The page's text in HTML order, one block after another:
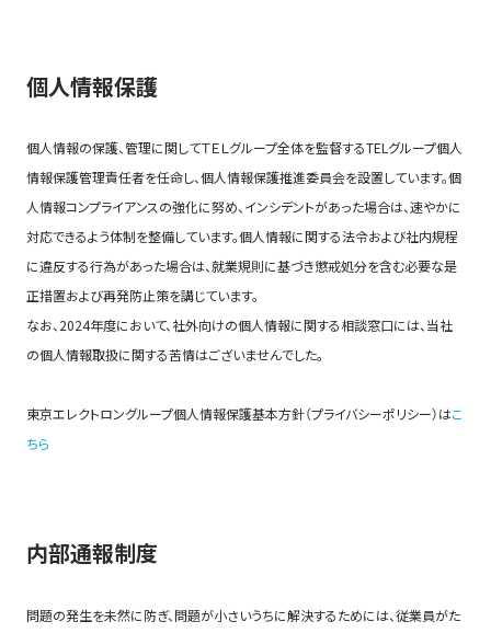
個人情報保護
個人情報の保護、管理に関してＴＥＬグループ全体を監督するTELグループ個人
情報保護管理責任者を任命し、個人情報保護推進委員会を設置しています。個
人情報コンプライアンスの強化に努め、インシデントがあった場合は、速やかに
対応できるよう体制を整備しています。個人情報に関する法令および社内規程
に違反する行為があった場合は、就業規則に基づき懲戒処分を含む必要な是
正措置および再発防止策を講じています。
なお、2024年度において、社外向けの個人情報に関する相談窓口には、当社
の個人情報取扱に関する苦情はございませんでした。
東京エレクトロングループ個人情報保護基本方針（プライバシーポリシー）はこ
ちら
内部通報制度
問題の発生を未然に防ぎ、問題が小さいうちに解決するためには、従業員がた